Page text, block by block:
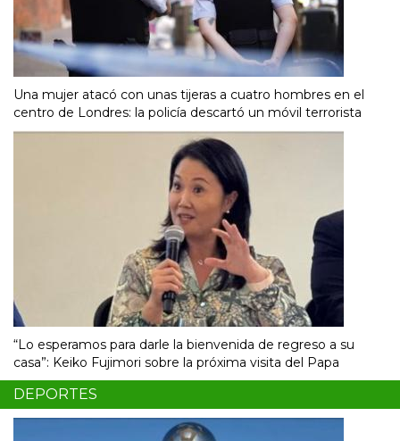
Una mujer atacó con unas tijeras a cuatro hombres en el
centro de Londres: la policía descartó un móvil terrorista
“Lo esperamos para darle la bienvenida de regreso a su
casa”: Keiko Fujimori sobre la próxima visita del Papa
DEPORTES